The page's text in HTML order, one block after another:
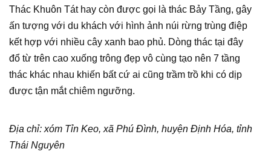
Thác Khuôn Tát hay còn được gọi là thác Bảy Tầng, gây
ấn tượng với du khách với hình ảnh núi rừng trùng điệp
kết hợp với nhiều cây xanh bao phủ. Dòng thác tại đây
đổ từ trên cao xuống trông đẹp vô cùng tạo nên 7 tầng
thác khác nhau khiến bất cứ ai cũng trầm trồ khi có dịp
được tận mắt chiêm ngưỡng.
Địa chỉ: xóm Tỉn Keo, xã Phú Đình, huyện Định Hóa, tỉnh
Thái Nguyên